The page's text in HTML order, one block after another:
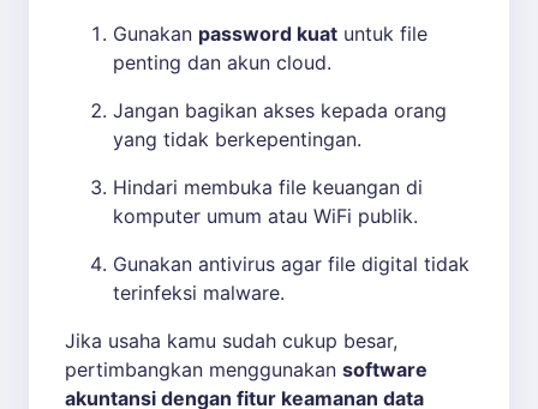
Gunakan password kuat untuk file
penting dan akun cloud.
Jangan bagikan akses kepada orang
yang tidak berkepentingan.
Hindari membuka file keuangan di
komputer umum atau WiFi publik.
Gunakan antivirus agar file digital tidak
terinfeksi malware.
Jika usaha kamu sudah cukup besar,
pertimbangkan menggunakan software
akuntansi dengan fitur keamanan data